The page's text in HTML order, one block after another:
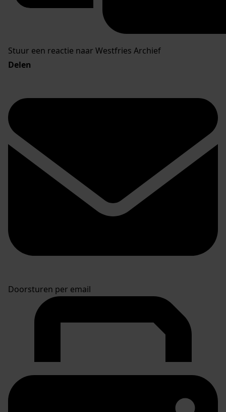
Stuur een reactie naar Westfries Archief
Delen
Doorsturen per email